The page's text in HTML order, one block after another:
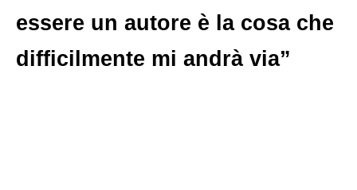
essere un autore è la cosa che
difficilmente mi andrà via”